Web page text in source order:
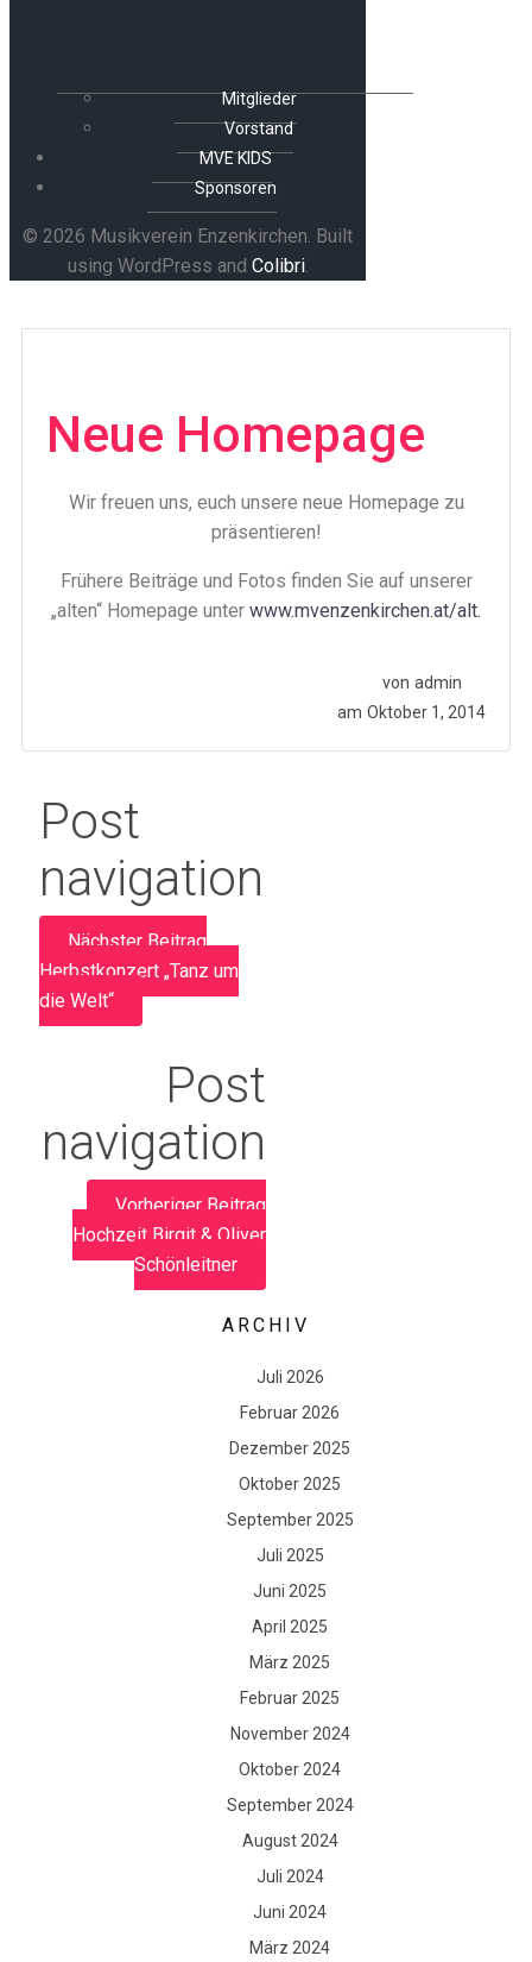
Mitglieder
Vorstand
MVE KIDS
Sponsoren
© 2026 Musikverein Enzenkirchen. Built
using WordPress and Colibri.
Neue Homepage
Wir freuen uns, euch unsere neue Homepage zu
präsentieren!
Frühere Beiträge und Fotos finden Sie auf unserer
„alten“ Homepage unter www.mvenzenkirchen.at/alt.
von admin
am Oktober 1, 2014
Post
navigation
Nächster Beitrag
Herbstkonzert „Tanz um
die Welt“
Post
navigation
Vorheriger Beitrag
Hochzeit Birgit & Oliver
Schönleitner
ARCHIV
Juli 2026
Februar 2026
Dezember 2025
Oktober 2025
September 2025
Juli 2025
Juni 2025
April 2025
März 2025
Februar 2025
November 2024
Oktober 2024
September 2024
August 2024
Juli 2024
Juni 2024
März 2024